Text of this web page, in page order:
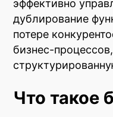
эффективно
дублирование
потере
бизнес-
Что такое